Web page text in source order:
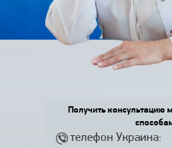
Получить
телефон Украина: